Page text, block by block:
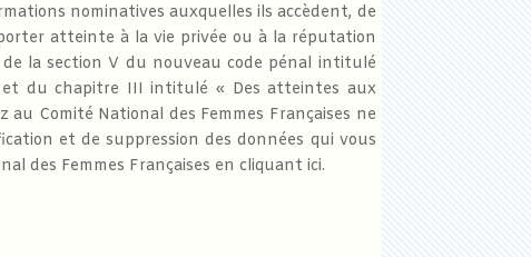
nominatives auxquelles ils accèdent, de
atteinte à la vie privée ou à la réputation
la section V du nouveau code pénal intitulé
du chapitre III intitulé « Des atteintes aux
Comité National des Femmes Françaises ne
et de suppression des données qui vous
des Femmes Françaises en cliquant ici.